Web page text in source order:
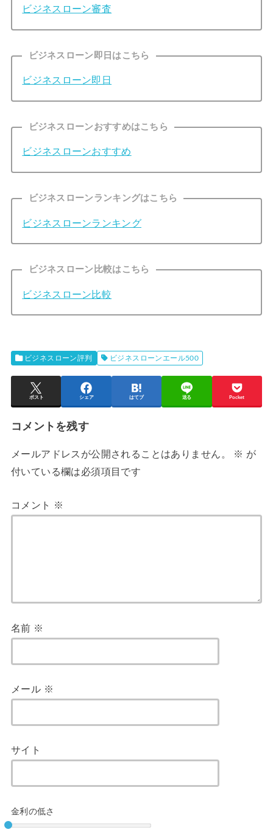
ビジネスローン審査
ビジネスローン即日はこちら
ビジネスローン即日
ビジネスローンおすすめはこちら
ビジネスローンおすすめ
ビジネスローンランキングはこちら
ビジネスローンランキング
ビジネスローン比較はこちら
ビジネスローン比較
ビジネスローン評判 ビジネスローンエール500
ポスト シェア はてブ 送る Pocket
コメントを残す
メールアドレスが公開されることはありません。 ※ が
付いている欄は必須項目です
コメント ※
名前 ※
メール ※
サイト
金利の低さ